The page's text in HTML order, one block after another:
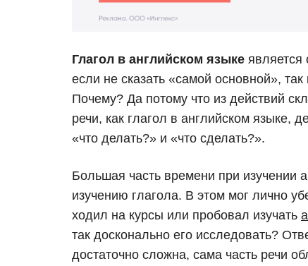
Глагол в английском языке является
если не сказать «самой основной»,
Почему? Да потому что из действий
речи, как глагол в английском языке,
«что делать?» и «что сделать?».
Большая часть времени при изучении
изучению глагола. В этом мог лично
ходил на курсы или пробовал изучать
так досконально его исследовать?
достаточно сложна, сама часть речи